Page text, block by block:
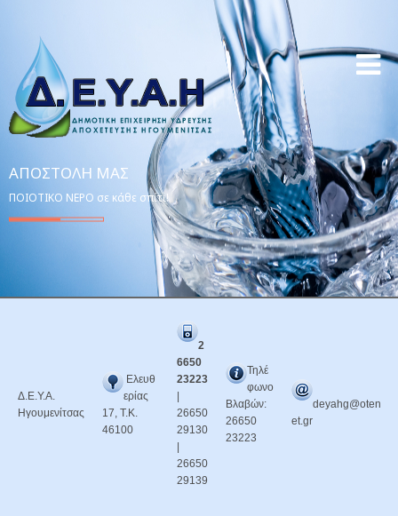
ΑΠΟΣΤΟΛΉ ΜΑΣ
ΠΟΙΟΤΙΚΟ ΝΕΡΟ σε κάθε σπίτι!
Δ.Ε.Υ.Α.
Ηγουμενίτσας
Ελευθ
ερίας
17, Τ.Κ.
46100
2
6650
23223
26650
29130
26650
29139
Τηλέ
φωνο
Βλαβών:
26650
23223
deyahg@oten
et.gr